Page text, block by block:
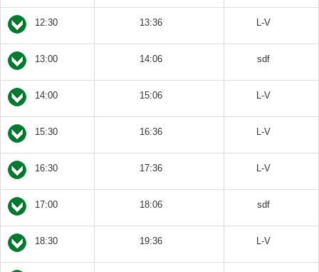
12:30 13:36 L-V
13:00 14:06 sdf
14:00 15:06 L-V
15:30 16:36 L-V
16:30 17:36 L-V
17:00 18:06 sdf
18:30 19:36 L-V